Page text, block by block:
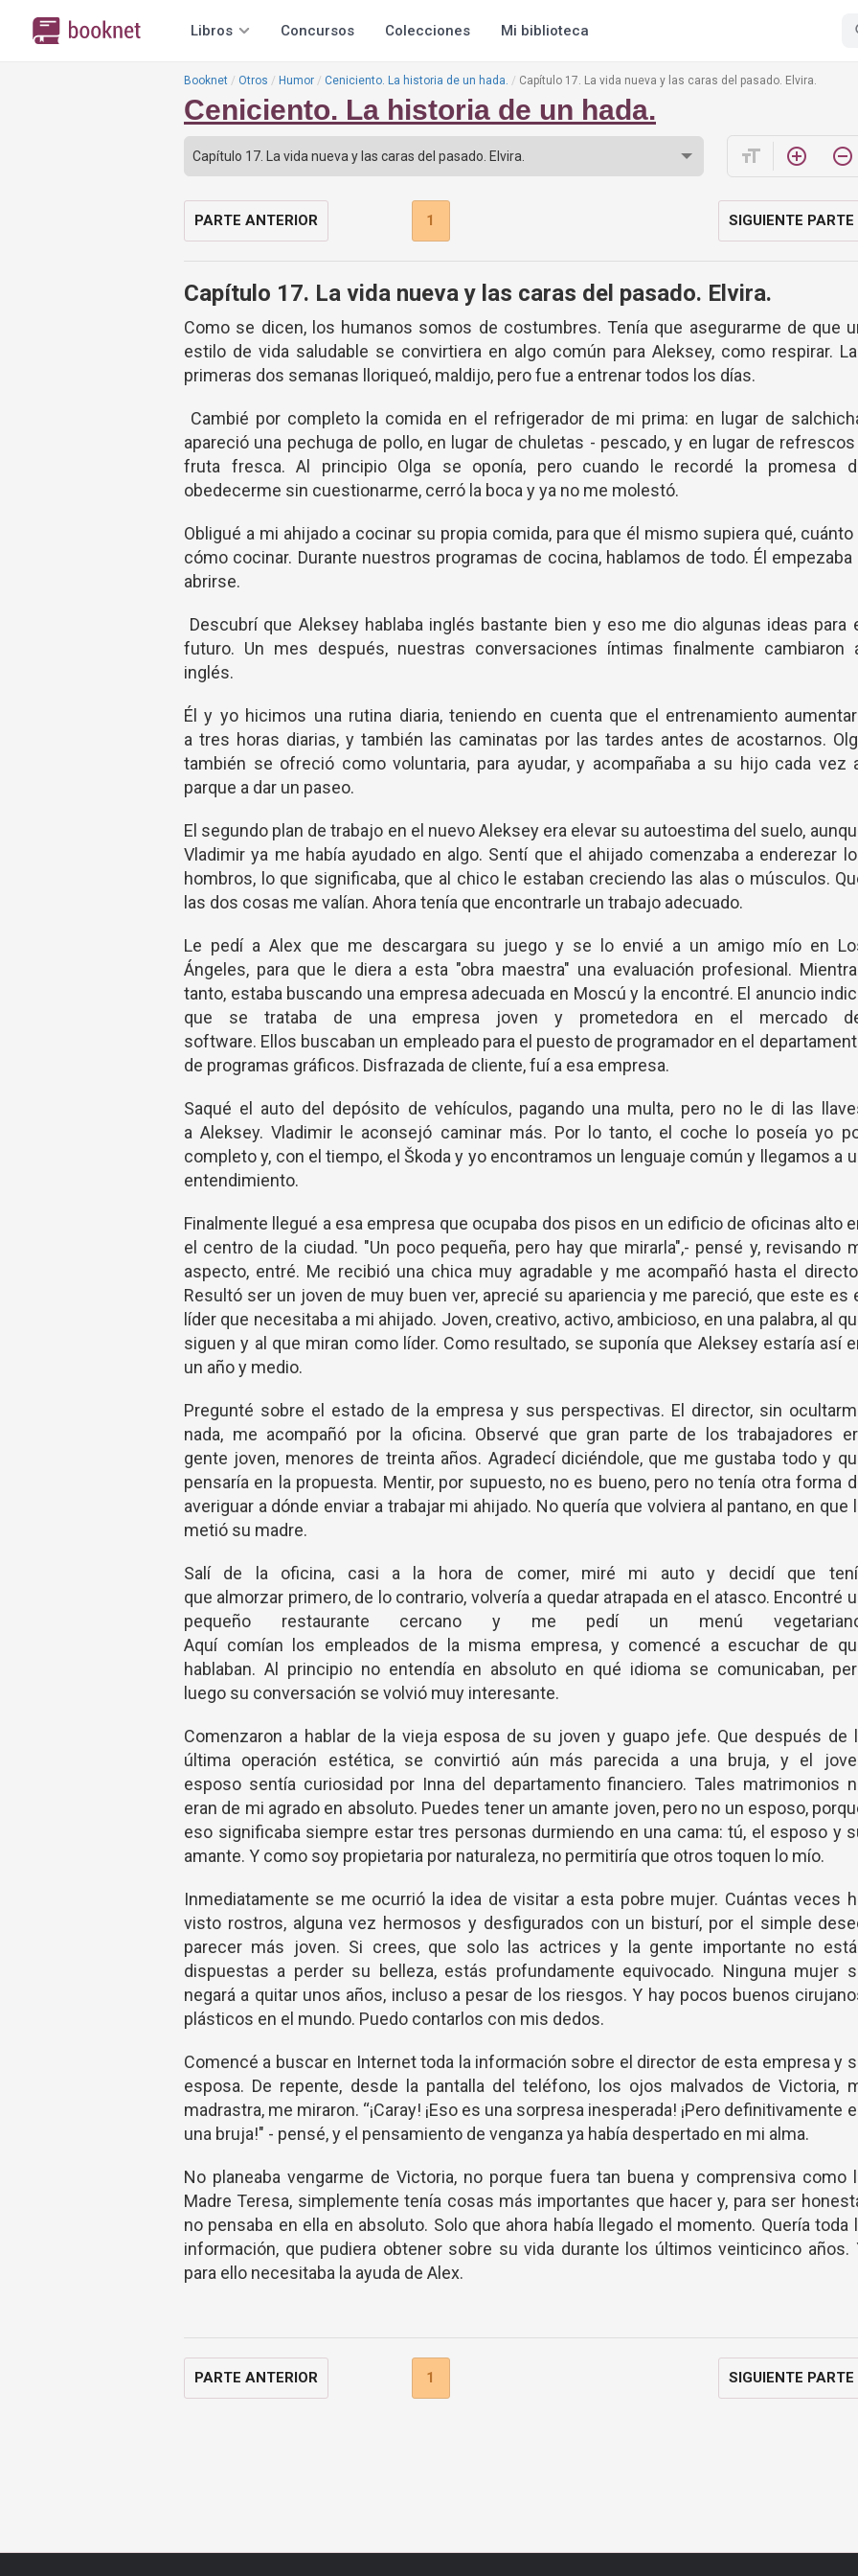
Libros Concursos Colecciones Mi biblioteca
Booknet Otros Humor Ceniciento. La historia de un hada. Capítulo 17. La vida nueva y las caras del pasado. Elvira.
Ceniciento. La historia de un hada.
format_size add_circle_outline remove_circle_outline
PARTE ANTERIOR 1 SIGUIENTE PARTE
Capítulo 17. La vida nueva y las caras del pasado. Elvira.
Como se dicen, los humanos somos de costumbres. Tenía que asegurarme de que
estilo de vida saludable se convirtiera en algo común para Aleksey, como respirar.
primeras dos semanas lloriqueó, maldijo, pero fue a entrenar todos los días.
Cambié por completo la comida en el refrigerador de mi prima: en lugar de
apareció una pechuga de pollo, en lugar de chuletas - pescado, y en lugar de
fruta fresca. Al principio Olga se oponía, pero cuando le recordé la promesa
obedecerme sin cuestionarme, cerró la boca y ya no me molestó.
Obligué a mi ahijado a cocinar su propia comida, para que él mismo supiera qué, cuánto
cómo cocinar. Durante nuestros programas de cocina, hablamos de todo. Él empezaba
abrirse.
Descubrí que Aleksey hablaba inglés bastante bien y eso me dio algunas ideas para
futuro. Un mes después, nuestras conversaciones íntimas finalmente cambiaron
inglés.
Él y yo hicimos una rutina diaria, teniendo en cuenta que el entrenamiento
a tres horas diarias, y también las caminatas por las tardes antes de acostarnos.
también se ofreció como voluntaria, para ayudar, y acompañaba a su hijo cada vez
parque a dar un paseo.
El segundo plan de trabajo en el nuevo Aleksey era elevar su autoestima del suelo,
Vladimir ya me había ayudado en algo. Sentí que el ahijado comenzaba a enderezar
hombros, lo que significaba, que al chico le estaban creciendo las alas o músculos.
las dos cosas me valían. Ahora tenía que encontrarle un trabajo adecuado.
Le pedí a Alex que me descargara su juego y se lo envié a un amigo mío en
Ángeles, para que le diera a esta "obra maestra" una evaluación profesional.
tanto, estaba buscando una empresa adecuada en Moscú y la encontré. El anuncio
que se trataba de una empresa joven y prometedora en el mercado
software. Ellos buscaban un empleado para el puesto de programador en el
de programas gráficos. Disfrazada de cliente, fuí a esa empresa.
Saqué el auto del depósito de vehículos, pagando una multa, pero no le di las
a Aleksey. Vladimir le aconsejó caminar más. Por lo tanto, el coche lo poseía yo
completo y, con el tiempo, el Škoda y yo encontramos un lenguaje común y llegamos a
entendimiento.
Finalmente llegué a esa empresa que ocupaba dos pisos en un edificio de oficinas alto
el centro de la ciudad. "Un poco pequeña, pero hay que mirarla",- pensé y, revisando
aspecto, entré. Me recibió una chica muy agradable y me acompañó hasta el
Resultó ser un joven de muy buen ver, aprecié su apariencia y me pareció, que este es
líder que necesitaba a mi ahijado. Joven, creativo, activo, ambicioso, en una palabra, al
siguen y al que miran como líder. Como resultado, se suponía que Aleksey estaría así
un año y medio.
Pregunté sobre el estado de la empresa y sus perspectivas. El director, sin
nada, me acompañó por la oficina. Observé que gran parte de los trabajadores
gente joven, menores de treinta años. Agradecí diciéndole, que me gustaba todo y
pensaría en la propuesta. Mentir, por supuesto, no es bueno, pero no tenía otra forma
averiguar a dónde enviar a trabajar mi ahijado. No quería que volviera al pantano, en que
metió su madre.
Salí de la oficina, casi a la hora de comer, miré mi auto y decidí que
que almorzar primero, de lo contrario, volvería a quedar atrapada en el atasco. Encontré
pequeño restaurante cercano y me pedí un menú
Aquí comían los empleados de la misma empresa, y comencé a escuchar de
hablaban. Al principio no entendía en absoluto en qué idioma se comunicaban,
luego su conversación se volvió muy interesante.
Comenzaron a hablar de la vieja esposa de su joven y guapo jefe. Que después de
última operación estética, se convirtió aún más parecida a una bruja, y el
esposo sentía curiosidad por Inna del departamento financiero. Tales matrimonios
eran de mi agrado en absoluto. Puedes tener un amante joven, pero no un esposo,
eso significaba siempre estar tres personas durmiendo en una cama: tú, el esposo y
amante. Y como soy propietaria por naturaleza, no permitiría que otros toquen lo mío.
Inmediatamente se me ocurrió la idea de visitar a esta pobre mujer. Cuántas veces
visto rostros, alguna vez hermosos y desfigurados con un bisturí, por el simple
parecer más joven. Si crees, que solo las actrices y la gente importante no
dispuestas a perder su belleza, estás profundamente equivocado. Ninguna mujer
negará a quitar unos años, incluso a pesar de los riesgos. Y hay pocos buenos
plásticos en el mundo. Puedo contarlos con mis dedos.
Comencé a buscar en Internet toda la información sobre el director de esta empresa y
esposa. De repente, desde la pantalla del teléfono, los ojos malvados de Victoria,
madrastra, me miraron. “¡Caray! ¡Eso es una sorpresa inesperada! ¡Pero definitivamente
una bruja!" - pensé, y el pensamiento de venganza ya había despertado en mi alma.
No planeaba vengarme de Victoria, no porque fuera tan buena y comprensiva como
Madre Teresa, simplemente tenía cosas más importantes que hacer y, para ser
no pensaba en ella en absoluto. Solo que ahora había llegado el momento. Quería toda
información, que pudiera obtener sobre su vida durante los últimos veinticinco años.
para ello necesitaba la ayuda de Alex.
PARTE ANTERIOR 1 SIGUIENTE PARTE